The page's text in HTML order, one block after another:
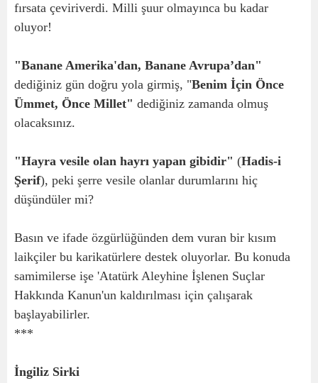
fırsata çeviriverdi. Milli şuur olmayınca bu kadar
oluyor!
"Banane Amerika'dan, Banane Avrupa’dan"
dediğiniz gün doğru yola girmiş, "Benim İçin Önce
Ümmet, Önce Millet" dediğiniz zamanda olmuş
olacaksınız.
"Hayra vesile olan hayrı yapan gibidir" (Hadis-i
Şerif), peki şerre vesile olanlar durumlarını hiç
düşündüler mi?
Basın ve ifade özgürlüğünden dem vuran bir kısım
laikçiler bu karikatürlere destek oluyorlar. Bu konuda
samimilerse işe 'Atatürk Aleyhine İşlenen Suçlar
Hakkında Kanun'un kaldırılması için çalışarak
başlayabilirler.
***
İngiliz Sirki